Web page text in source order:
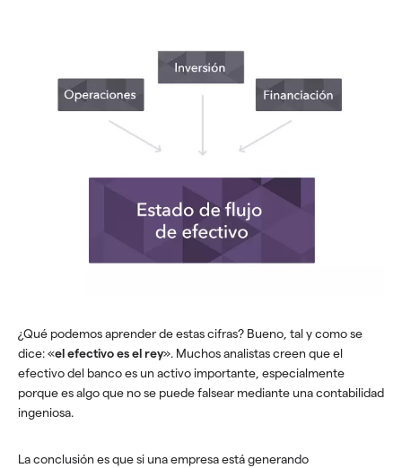
¿Qué podemos aprender de estas cifras? Bueno, tal y como se
dice: «el efectivo es el rey». Muchos analistas creen que el
efectivo del banco es un activo importante, especialmente
porque es algo que no se puede falsear mediante una contabilidad
ingeniosa.
La conclusión es que si una empresa está generando